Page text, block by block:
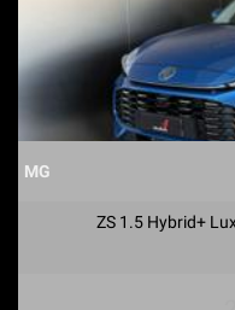
MG
ZS 1.5 Hybrid+